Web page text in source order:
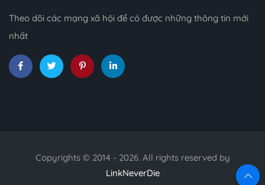
Theo dõi các mạng xã hội để có được những thông tin mới
nhất
Copyrights © 2014 - 2026. All rights reserved by
LinkNeverDie